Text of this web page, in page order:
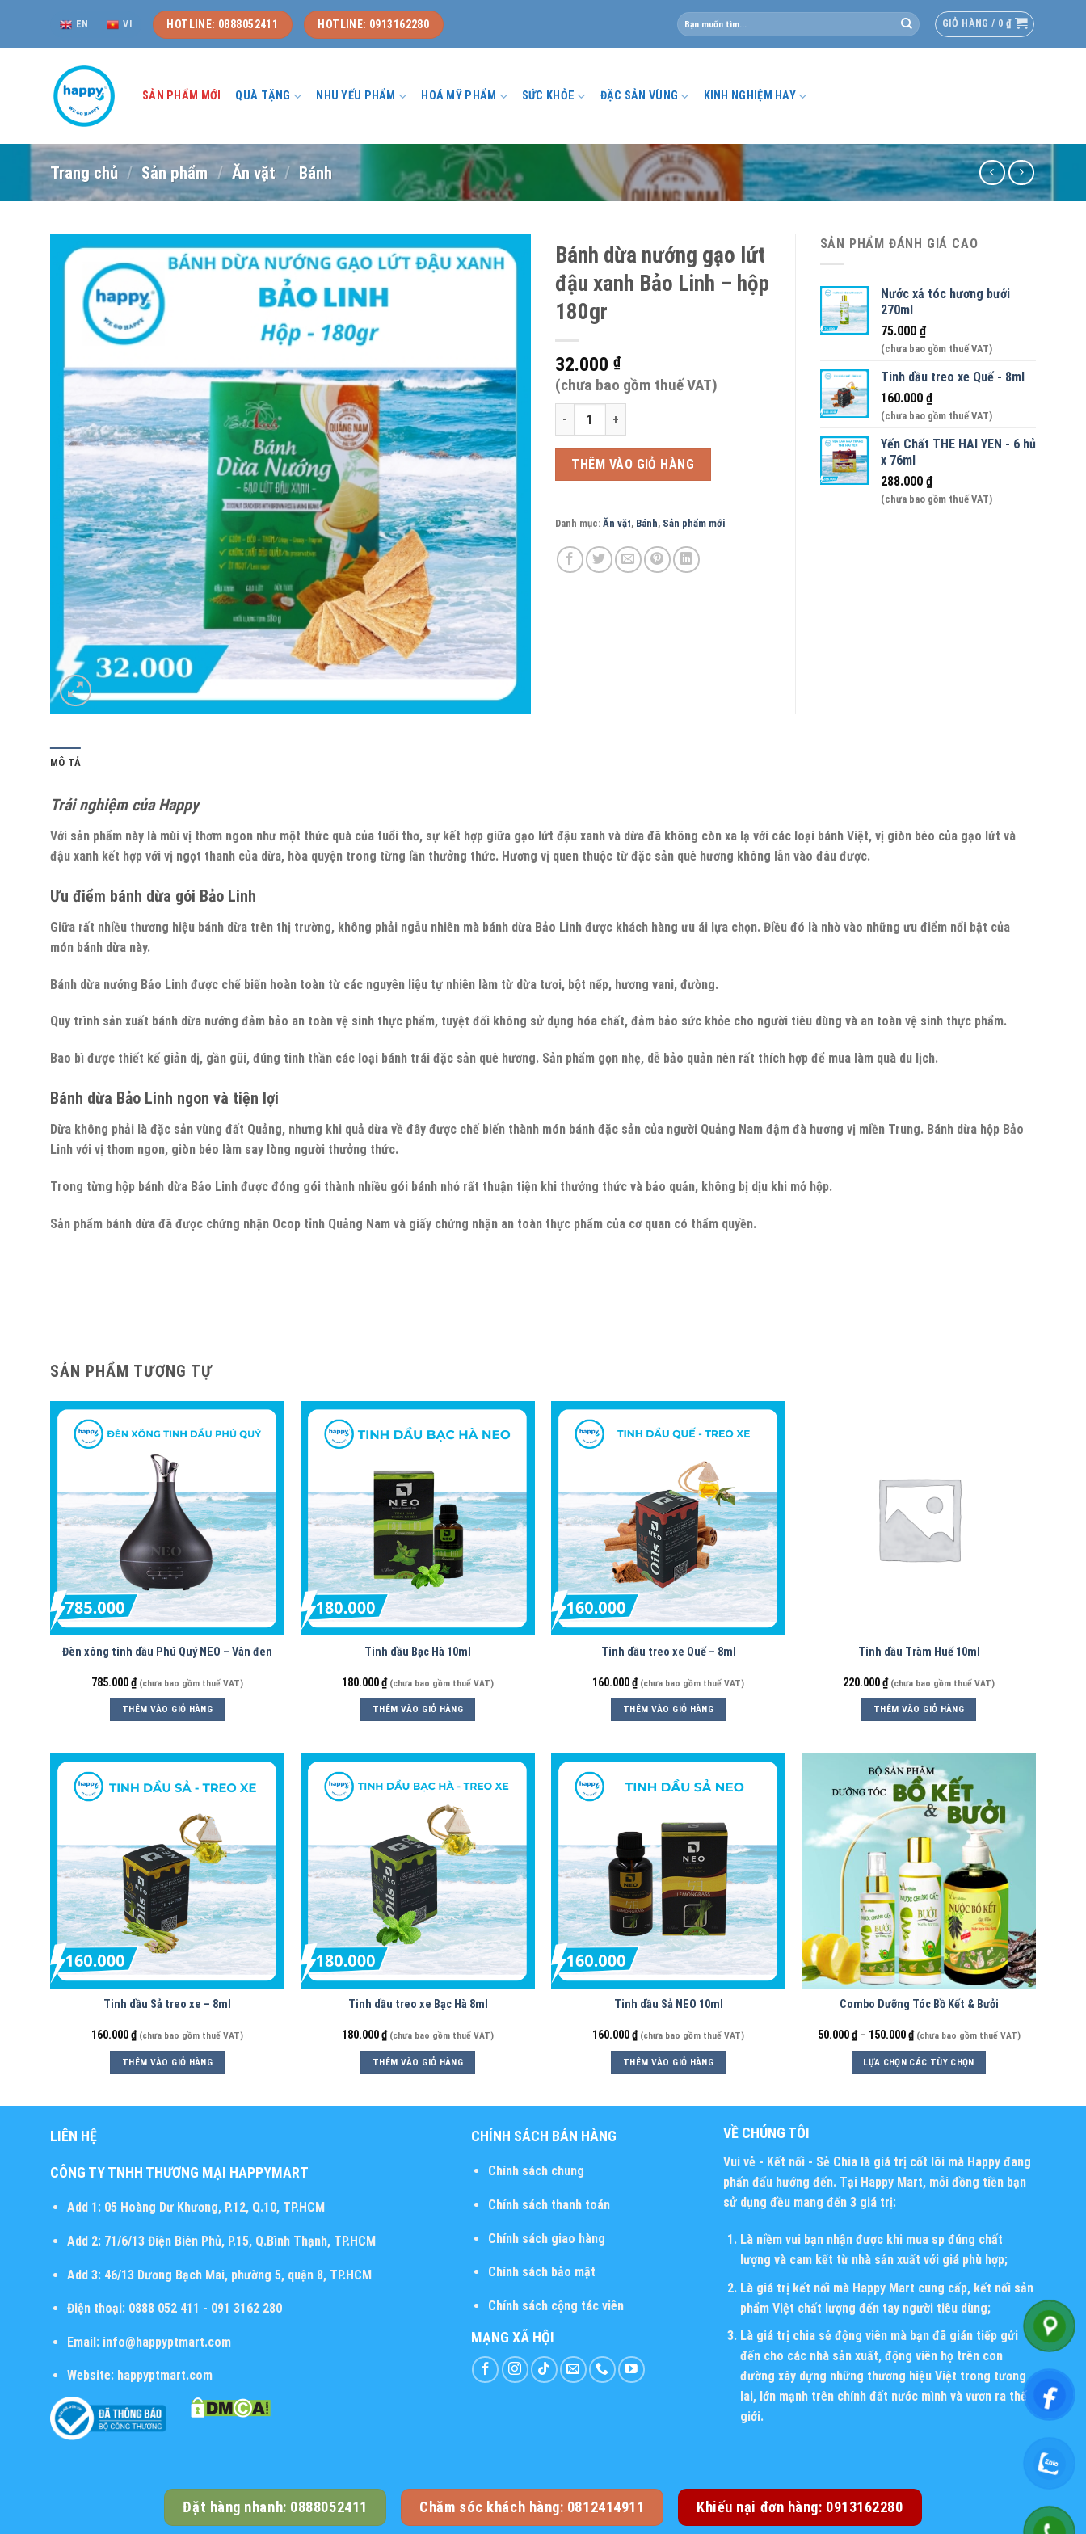
content
EN VI HOTLINE: 0888052411 HOTLINE: 0913162280
Tìm
kiếm:
GIỎ HÀNG / 0 ₫
SẢN PHẨM MỚI QUÀ TẶNG NHU YẾU PHẨM HOÁ MỸ PHẨM SỨC KHỎE ĐẶC SẢN VÙNG KINH NGHIỆM HAY
Trang chủ / Sản phẩm / Ăn vặt / Bánh
Bánh dừa nướng gạo lứt
đậu xanh Bảo Linh – hộp
180gr
32.000 ₫
(chưa bao gồm thuế VAT)
Bánh dừa nướng gạo lứt đậu xanh Bảo Linh - hộp 180gr số lượng
THÊM VÀO GIỎ HÀNG
Danh mục: Ăn vặt, Bánh, Sản phẩm mới
SẢN PHẨM ĐÁNH GIÁ CAO
Nước xả tóc hương bưởi
270ml
75.000 ₫
(chưa bao gồm thuế VAT)
Tinh dầu treo xe Quế - 8ml
160.000 ₫
(chưa bao gồm thuế VAT)
Yến Chất THE HAI YEN - 6 hủ
x 76ml
288.000 ₫
(chưa bao gồm thuế VAT)
MÔ TẢ
Trải nghiệm của Happy
Với sản phẩm này là mùi vị thơm ngon như một thức quà của tuổi thơ, sự kết hợp giữa gạo lứt đậu xanh và dừa đã không còn xa lạ với các loại bánh Việt, vị giòn béo của gạo lứt và
đậu xanh kết hợp với vị ngọt thanh của dừa, hòa quyện trong từng lần thưởng thức. Hương vị quen thuộc từ đặc sản quê hương không lẫn vào đâu được.
Ưu điểm bánh dừa gói Bảo Linh
Giữa rất nhiều thương hiệu bánh dừa trên thị trường, không phải ngẫu nhiên mà bánh dừa Bảo Linh được khách hàng ưu ái lựa chọn. Điều đó là nhờ vào những ưu điểm nổi bật của
món bánh dừa này.
Bánh dừa nướng Bảo Linh được chế biến hoàn toàn từ các nguyên liệu tự nhiên làm từ dừa tươi, bột nếp, hương vani, đường.
Quy trình sản xuất bánh dừa nướng đảm bảo an toàn vệ sinh thực phẩm, tuyệt đối không sử dụng hóa chất, đảm bảo sức khỏe cho người tiêu dùng và an toàn vệ sinh thực phẩm.
Bao bì được thiết kế giản dị, gần gũi, đúng tinh thần các loại bánh trái đặc sản quê hương. Sản phẩm gọn nhẹ, dễ bảo quản nên rất thích hợp để mua làm quà du lịch.
Bánh dừa Bảo Linh ngon và tiện lợi
Dừa không phải là đặc sản vùng đất Quảng, nhưng khi quả dừa về đây được chế biến thành món bánh đặc sản của người Quảng Nam đậm đà hương vị miền Trung. Bánh dừa hộp Bảo
Linh với vị thơm ngon, giòn béo làm say lòng người thưởng thức.
Trong từng hộp bánh dừa Bảo Linh được đóng gói thành nhiều gói bánh nhỏ rất thuận tiện khi thưởng thức và bảo quản, không bị dịu khi mở hộp.
Sản phẩm bánh dừa đã được chứng nhận Ocop tỉnh Quảng Nam và giấy chứng nhận an toàn thực phẩm của cơ quan có thẩm quyền.
SẢN PHẨM TƯƠNG TỰ
Đèn xông tinh dầu Phú Quý NEO – Vân đen
785.000₫ (chưa bao gồm thuế VAT)
THÊM VÀO GIỎ HÀNG
Tinh dầu Bạc Hà 10ml
180.000₫ (chưa bao gồm thuế VAT)
THÊM VÀO GIỎ HÀNG
Tinh dầu treo xe Quế – 8ml
160.000₫ (chưa bao gồm thuế VAT)
THÊM VÀO GIỎ HÀNG
Tinh dầu Tràm Huế 10ml
220.000₫ (chưa bao gồm thuế VAT)
THÊM VÀO GIỎ HÀNG
Tinh dầu Sả treo xe – 8ml
160.000₫ (chưa bao gồm thuế VAT)
THÊM VÀO GIỎ HÀNG
Tinh dầu treo xe Bạc Hà 8ml
180.000₫ (chưa bao gồm thuế VAT)
THÊM VÀO GIỎ HÀNG
Tinh dầu Sả NEO 10ml
160.000₫ (chưa bao gồm thuế VAT)
THÊM VÀO GIỎ HÀNG
Combo Dưỡng Tóc Bồ Kết & Bưởi
50.000₫– 150.000₫ (chưa bao gồm thuế VAT)
LỰA CHỌN CÁC TÙY CHỌN
LIÊN HỆ
CÔNG TY TNHH THƯƠNG MẠI HAPPYMART
Add 1:05 Hoàng Dư Khương, P.12, Q.10, TP.HCM
Add 2:71/6/13 Điện Biên Phủ, P.15, Q.Bình Thạnh, TP.HCM
Add 3:46/13 Dương Bạch Mai, phường 5, quận 8, TP.HCM
Điện thoại:0888 052 411 - 091 3162 280
Email:info@happyptmart.com
Website: happyptmart.com
CHÍNH SÁCH BÁN HÀNG
Chính sách chung
Chính sách thanh toán
Chính sách giao hàng
Chính sách bảo mật
Chính sách cộng tác viên
MẠNG XÃ HỘI
VỀ CHÚNG TÔI
Vui vẻ - Kết nối - Sẻ Chia là giá trị cốt lõi mà Happy đang
phấn đấu hướng đến. Tại Happy Mart, mỗi đồng tiền bạn
sử dụng đều mang đến 3 giá trị:
Là niềm vui bạn nhận được khi mua sp đúng chất
lượng và cam kết từ nhà sản xuất với giá phù hợp;
Là giá trị kết nối mà Happy Mart cung cấp, kết nối sản
phẩm Việt chất lượng đến tay người tiêu dùng;
Là giá trị chia sẻ động viên mà bạn đã gián tiếp gửi
đến cho các nhà sản xuất, động viên họ trên con
đường xây dựng những thương hiệu Việt trong tương
lai, lớn mạnh trên chính đất nước mình và vươn ra thế
giới.
Đặt hàng nhanh: 0888052411 Chăm sóc khách hàng: 0812414911 Khiếu nại đơn hàng: 0913162280